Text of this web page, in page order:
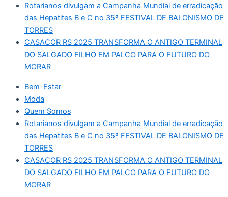
Rotarianos divulgam a Campanha Mundial de erradicação
das Hepatites B e C no 35º FESTIVAL DE BALONISMO DE
TORRES
CASACOR RS 2025 TRANSFORMA O ANTIGO TERMINAL
DO SALGADO FILHO EM PALCO PARA O FUTURO DO
MORAR
Bem-Estar
Moda
Quem Somos
Rotarianos divulgam a Campanha Mundial de erradicação
das Hepatites B e C no 35º FESTIVAL DE BALONISMO DE
TORRES
CASACOR RS 2025 TRANSFORMA O ANTIGO TERMINAL
DO SALGADO FILHO EM PALCO PARA O FUTURO DO
MORAR